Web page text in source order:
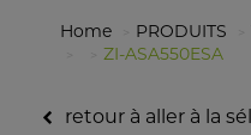
Home PRODUITS
ZI-ASA550ESA
retour à aller à la